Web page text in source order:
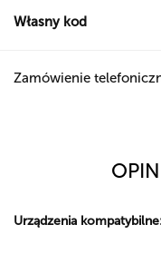
Własny kod
Zamówienie
Urządzenia